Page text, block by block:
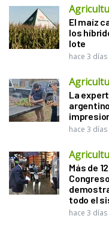
El maíz
los
lote
hace 3 días
La
hace 3 días
Más de
todo el
hace 3 días